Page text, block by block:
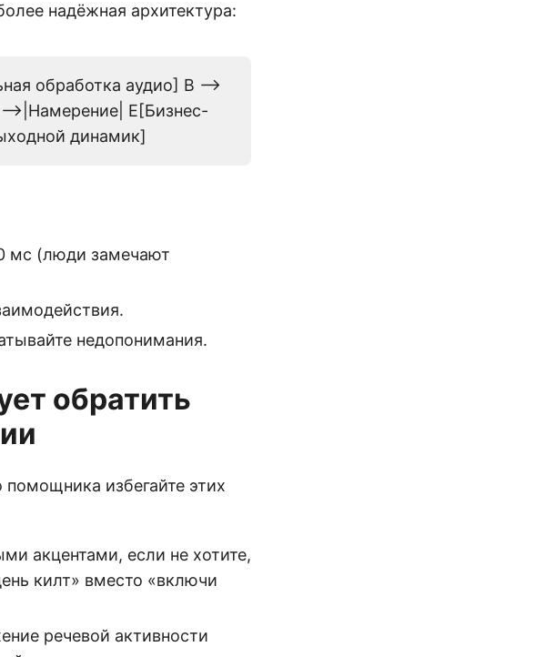
надёжная архитектура:
обработка аудио] B -->
>|Намерение| E[Бизнес-
динамик]
мс (люди замечают
недопонимания.
обратить
избегайте этих
акцентами, если не хотите,
килт» вместо «включи
речевой активности